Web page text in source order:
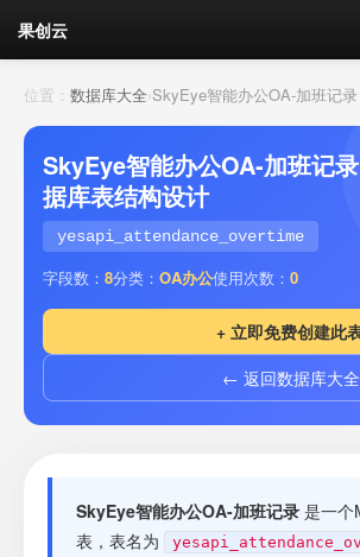
果创云
数据表单
API接口
云存储
流量 剩余接口流量
套餐
位置： 数据库大全›SkyEye智能办公OA-加班记录
SkyEye智能办公OA-加班记
据库表结构设计
yesapi_attendance_overtime
字段数： 8分类： OA办公使用次数： 0
+ 立即免费创建此
← 返回数据库大全
SkyEye智能办公OA-加班记录 是一个
表，表名为